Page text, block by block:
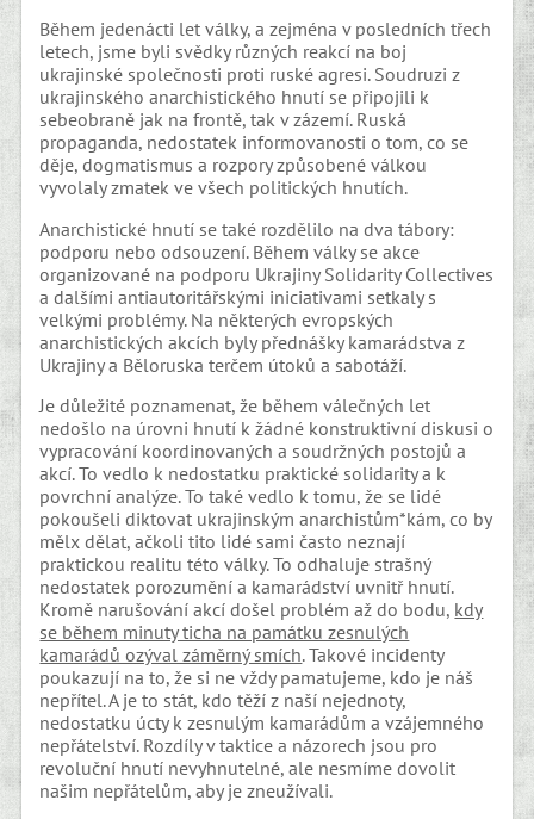
Během jedenácti let války, a zejména v posledních třech
letech, jsme byli svědky různých reakcí na boj
ukrajinské společnosti proti ruské agresi. Soudruzi z
ukrajinského anarchistického hnutí se připojili k
sebeobraně jak na frontě, tak v zázemí. Ruská
propaganda, nedostatek informovanosti o tom, co se
děje, dogmatismus a rozpory způsobené válkou
vyvolaly zmatek ve všech politických hnutích.
Anarchistické hnutí se také rozdělilo na dva tábory:
podporu nebo odsouzení. Během války se akce
organizované na podporu Ukrajiny Solidarity Collectives
a dalšími antiautoritářskými iniciativami setkaly s
velkými problémy. Na některých evropských
anarchistických akcích byly přednášky kamarádstva z
Ukrajiny a Běloruska terčem útoků a sabotáží.
Je důležité poznamenat, že během válečných let
nedošlo na úrovni hnutí k žádné konstruktivní diskusi o
vypracování koordinovaných a soudržných postojů a
akcí. To vedlo k nedostatku praktické solidarity a k
povrchní analýze. To také vedlo k tomu, že se lidé
pokoušeli diktovat ukrajinským anarchistům*kám, co by
mělx dělat, ačkoli tito lidé sami často neznají
praktickou realitu této války. To odhaluje strašný
nedostatek porozumění a kamarádství uvnitř hnutí.
Kromě narušování akcí došel problém až do bodu, kdy
se během minuty ticha na památku zesnulých
kamarádů ozýval záměrný smích. Takové incidenty
poukazují na to, že si ne vždy pamatujeme, kdo je náš
nepřítel. A je to stát, kdo těží z naší nejednoty,
nedostatku úcty k zesnulým kamarádům a vzájemného
nepřátelství. Rozdíly v taktice a názorech jsou pro
revoluční hnutí nevyhnutelné, ale nesmíme dovolit
našim nepřátelům, aby je zneužívali.